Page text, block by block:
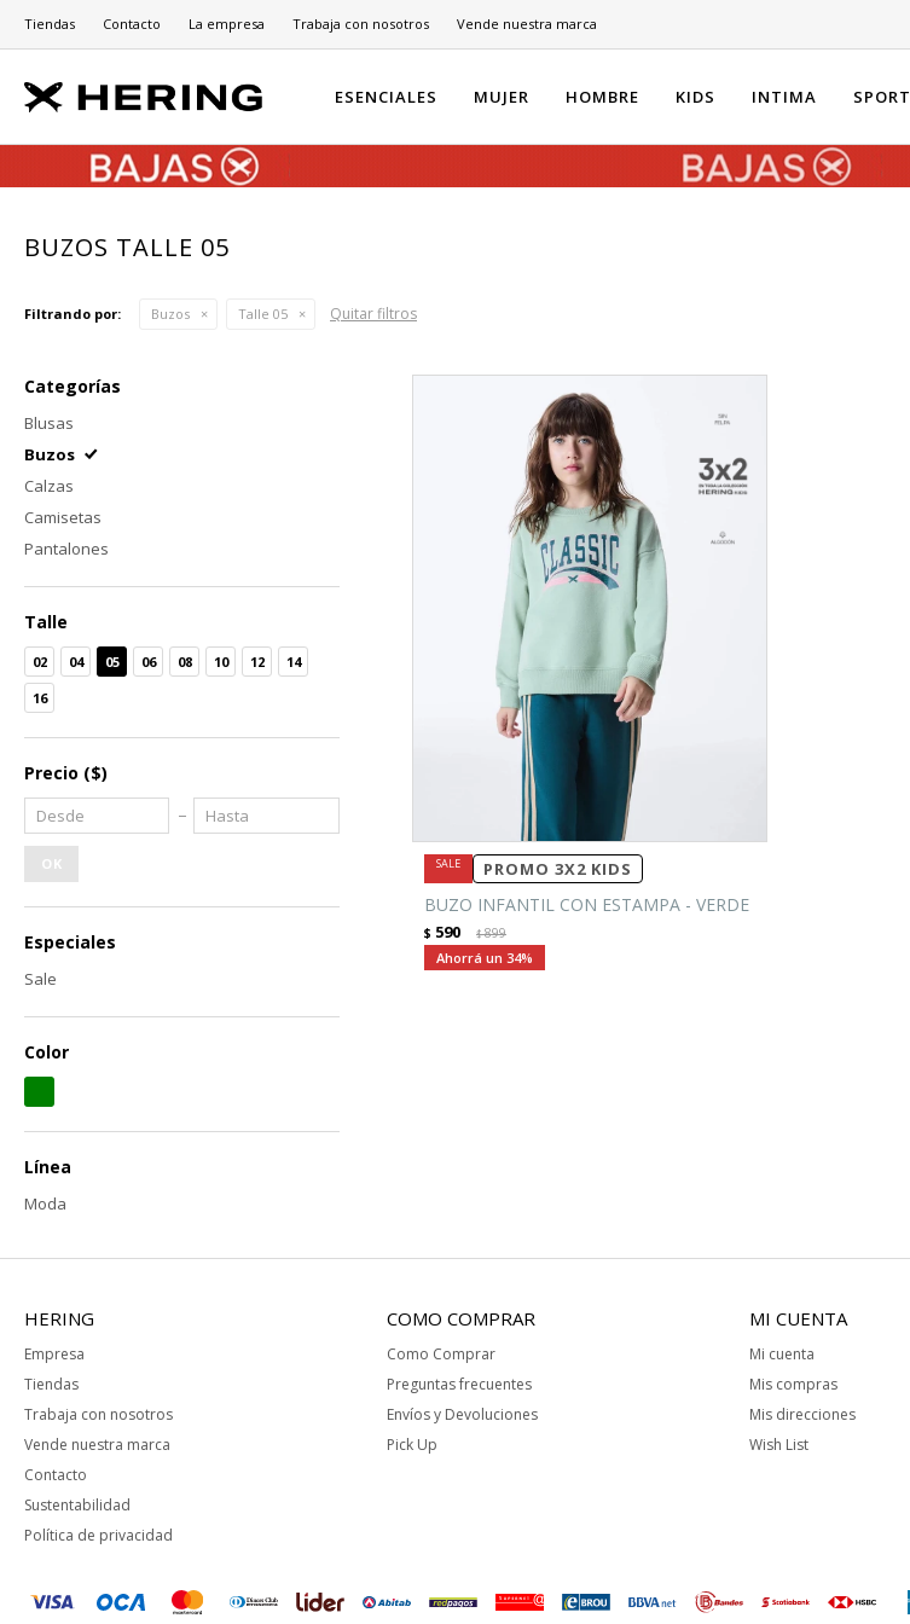
ESENCIALES MUJER HOMBRE KIDS INTIMA SPORT
Tiendas Contacto La empresa Trabaja con nosotros Vende nuestra marca
BUZOS TALLE 05
Filtrando por: Buzos Talle 05 Quitar filtros
PROMO 3X2 KIDS
BUZO INFANTIL CON ESTAMPA - VERDE
$ 590 $899
34
Categorías
Blusas
Buzos
Calzas
Camisetas
Pantalones
Talle
02 04 05 06 08 10 12
14
16
Precio ($)
OK
Especiales
Sale
Color
Línea
Moda
HERING
Empresa
Tiendas
Trabaja con nosotros
Vende nuestra marca
Contacto
Sustentabilidad
Política de privacidad
COMO COMPRAR
Como Comprar
Preguntas frecuentes
Envíos y Devoluciones
Pick Up
MI CUENTA
Mi cuenta
Mis compras
Mis direcciones
Wish List